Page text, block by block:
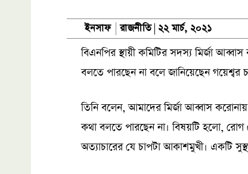
ইনসাফ রাজনীতি ২২ মার্চ, ২০২১
বিএনপির স্থায়ী কমিটির সদস্য মির্জা
বলতে পারছেন না বলে জানিয়েছেন গয়েশ্বর
তিনি বলেন, আমাদের মির্জা আব্বাস
কথা বলতে পারছেন না। বিষয়টি হলো,
অত্যাচারের যে চাপটা আকাশমুখী। একটি